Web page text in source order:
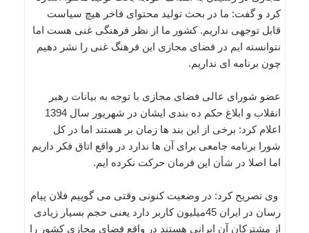
کرد و گفت: ما در بحث تولید محتوای فاخر هیچ سیاست
قابل توجهی نداریم. کشور ما از نظر فرهنگی غنی هست اما
نتوانسته ایم در فضای مجازی این فرهنگ غنی را نشر دهیم
چون برنامه ای نداریم.
عضو شورای عالی فضای مجازی با توجه به بیانات رهبر
انقلاب و ابلاغ حکم ده بندی ایشان در شهریور سال 1394
اعلام کرد: برخی از این بند ها زمان بر هستند اما در کل
شورا برنامه جامعی برای آن ها ندارد در واقع اتاق فکر داریم
اما اصلا در شأن این فرمان حرکت نکرده ایم.
وی تصریح کرد: در وضعیت کنونی وقتی می گوییم فلان پیام
رسان در ایران 45میلیون کاربر دارد یعنی حجم بسیار زیادی
از مشترکان آن ایرانی هستند در واقع فضای مجازی کشور را